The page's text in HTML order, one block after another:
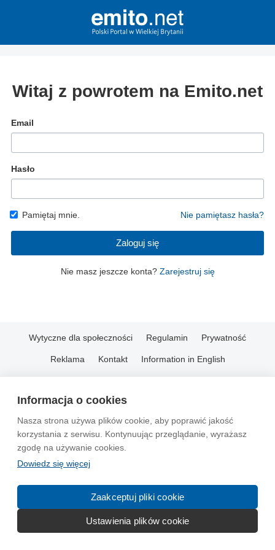
Informacja o cookies
Nasza strona używa plików cookie, aby poprawić jakość
korzystania z serwisu. Kontynuując przeglądanie, wyrażasz
zgodę na używanie cookies.
Dowiedz się więcej
Zaakceptuj pliki cookie
Ustawienia plików cookie
Witaj z powrotem na Emito.net
Email
Hasło
Pamiętaj mnie. Nie pamiętasz hasła?
Zaloguj się
Nie masz jeszcze konta? Zarejestruj się
Wytyczne dla społeczności Regulamin Prywatność
Reklama Kontakt Information in English